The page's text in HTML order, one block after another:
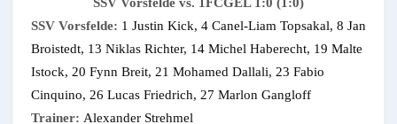
SSV Vorsfelde: 1 Justin Kick, 4 Canel-Liam Topsakal, 8 Jan
Broistedt, 13 Niklas Richter, 14 Michel Haberecht, 19 Malte
Istock, 20 Fynn Breit, 21 Mohamed Dallali, 23 Fabio
Cinquino, 26 Lucas Friedrich, 27 Marlon Gangloff
Trainer: Alexander Strehmel